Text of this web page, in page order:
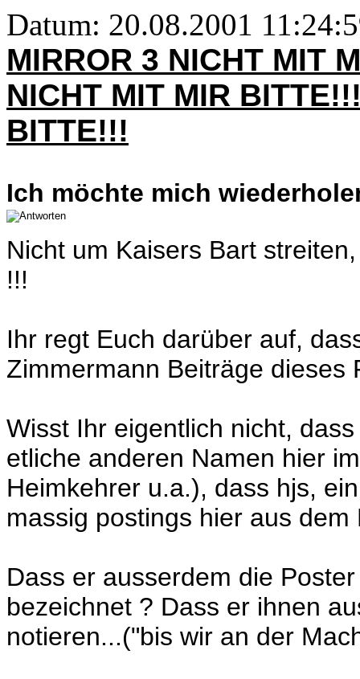
Datum: 20.08.2001
MIRROR 3 NICHT MIT
NICHT MIT MIR
BITTE!!!
Ich möchte mich
Nicht um Kaisers Bart
!!!
Ihr regt Euch darüber auf,
Zimmermann Beiträge dieses
Wisst Ihr eigentlich nicht,
etliche anderen Namen hier
Heimkehrer u.a.), dass hjs,
massig postings hier aus
Dass er ausserdem die
bezeichnet ? Dass er ihnen
notieren...("bis wir an der